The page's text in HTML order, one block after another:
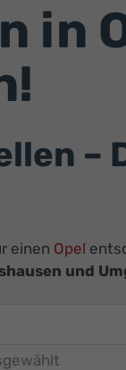
in
–
einen Opel
und